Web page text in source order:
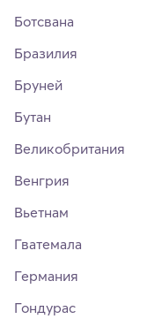
Ботсвана
Бразилия
Бруней
Бутан
Великобритания
Венгрия
Вьетнам
Гватемала
Германия
Гондурас